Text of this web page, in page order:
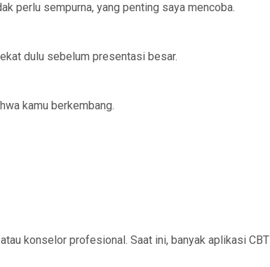
perlu sempurna, yang penting saya mencoba.
dulu sebelum presentasi besar.
kamu berkembang.
konselor profesional. Saat ini, banyak aplikasi CBT